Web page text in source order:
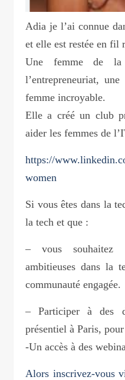
Adia je l’ai connue
et elle est restée en fil
Une femme de
l’entrepreneuriat,
femme incroyable.
Elle a créé un club
aider les femmes de
https://
women
Si vous êtes dans la
la tech et que :
– vous souhaitez
ambitieuses dans la
communauté engagée.
– Participer à des
présentiel à Paris,
-Un accès à des
Alors inscrivez-vous